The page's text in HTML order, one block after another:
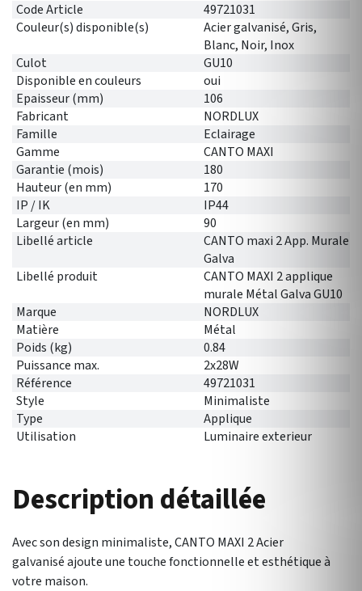
Code Article
49721031
Couleur(s) disponible(s)
Acier galvanisé, Gris,
Blanc, Noir, Inox
Culot
GU10
Disponible en couleurs
oui
Epaisseur (mm)
106
Fabricant
NORDLUX
Famille
Eclairage
Gamme
CANTO MAXI
Garantie (mois)
180
Hauteur (en mm)
170
IP / IK
IP44
Largeur (en mm)
90
Libellé article
CANTO maxi 2 App. Murale
Galva
Libellé produit
CANTO MAXI 2 applique
murale Métal Galva GU10
Marque
NORDLUX
Matière
Métal
Poids (kg)
0.84
Puissance max.
2x28W
Référence
49721031
Style
Minimaliste
Type
Applique
Utilisation
Luminaire exterieur
Description détaillée
Avec son design minimaliste, CANTO MAXI 2Acier
galvaniséajoute une touche fonctionnelle et esthétique à
votre maison.